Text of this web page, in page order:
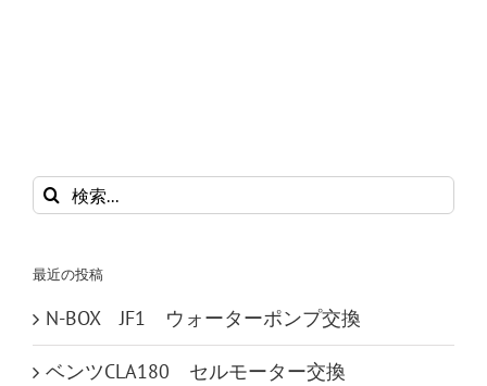
検
索
最近の投稿
N-BOX JF1 ウォーターポンプ交換
ベンツCLA180 セルモーター交換